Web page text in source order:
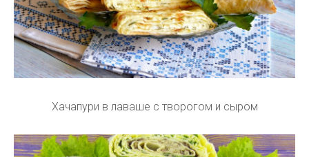
Хачапури в лаваше с творогом и сыром